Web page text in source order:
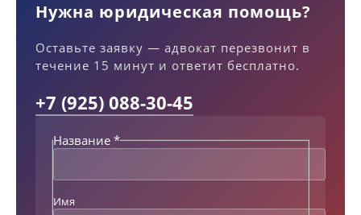
Нужна юридическая помощь?
Оставьте заявку — адвокат перезвонит в
течение 15 минут и ответит бесплатно.
+7 (925) 088-30-45
Название *
Имя